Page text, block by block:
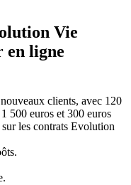
Vie
en ligne
clients, avec 120
500 euros et 300 euros
les contrats Evolution